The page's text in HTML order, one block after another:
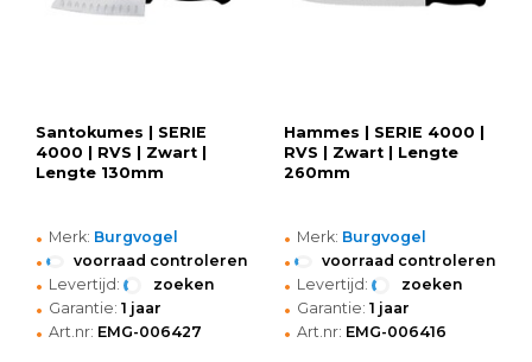
Santokumes | SERIE
4000 | RVS | Zwart |
Lengte 130mm
• Merk: Burgvogel
• voorraad controleren
• Levertijd: zoeken
• Garantie: 1 jaar
• Art.nr: EMG-006427
Hammes | SERIE 4000 |
RVS | Zwart | Lengte
260mm
• Merk: Burgvogel
• voorraad controleren
• Levertijd: zoeken
• Garantie: 1 jaar
• Art.nr: EMG-006416